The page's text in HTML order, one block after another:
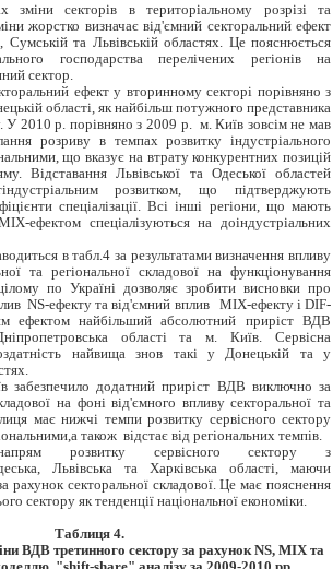
зміни секторів в територіальному розрізі та
жорстко визначає від'ємний секторальний ефект
Сумській та Львівській областях. Це пояснюється
господарства перелічених регіонів на
сектор.
ефект у вторинному секторі порівняно з
області, як найбільш потужного представника
У 2010 р. порівняно з 2009 р. м. Київ зовсім не мав
розриву в темпах розвитку індустріального
що вказує на втрату конкурентних позицій
Відставання Львівської та Одеської областей
розвитком, що підтверджують
спеціалізації. Всі інші регіони, що мають
ефектом спеціалізуються на доіндустріальних
в табл.4 за результатами визначення впливу
та регіональної складової на функціонування
по Україні дозволяє зробити висновки про
NS-ефекту та від'ємний вплив MIX-ефекту і DIF-
ефектом найбільший абсолютний приріст ВДВ
області та м. Київ. Сервісна
найвища знов такі у Донецькій та у
додатний приріст ВДВ виключно за
на фоні від'ємного впливу секторальної та
має нижчі темпи розвитку сервісного сектору
також відстає від регіональних темпів.
розвитку сервісного сектору з
Львівська та Харківська області, маючи
секторальної складової. Це має пояснення
сектору як тенденції національної економіки.
Таблиця 4.
ВДВ третинного сектору за рахунокNS, MIX та